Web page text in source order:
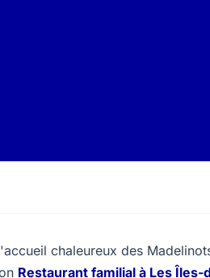
chaleureux des
Restaurant familial à Les